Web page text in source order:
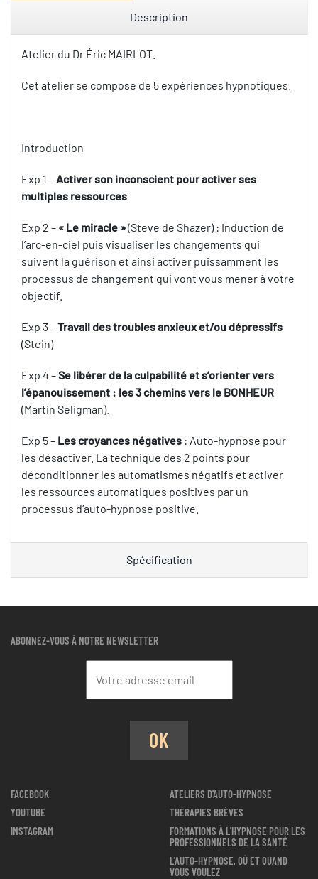
Description
Atelier du Dr Éric MAIRLOT.
Cet atelier se compose de 5 expériences hypnotiques.
Introduction
Exp 1 –Activer son inconscient pour activer ses
multiples ressources
Exp 2 – « Le miracle »(Steve de Shazer) : Induction de
l’arc-en-ciel puis visualiser les changements qui
suivent la guérison et ainsi activer puissamment les
processus de changement qui vont vous mener à votre
objectif.
Exp 3 –Travail des troubles anxieux et/ou dépressifs
(Stein)
Exp 4 –Se libérer de la culpabilité et s’orienter vers
l’épanouissement : les 3 chemins vers le BONHEUR
(Martin Seligman).
Exp 5 – Les croyances négatives : Auto-hypnose pour
les désactiver. La technique des 2 points pour
déconditionner les automatismes négatifs et activer
les ressources automatiques positives par un
processus d’auto-hypnose positive.
Spécification
ABONNEZ-VOUS À NOTRE NEWSLETTER
OK
FACEBOOK
YOUTUBE
INSTAGRAM
ATELIERS D'AUTO-HYPNOSE
THÉRAPIES BRÈVES
FORMATIONS À L'HYPNOSE POUR LES
PROFESSIONNELS DE LA SANTÉ
L'AUTO-HYPNOSE, OÙ ET QUAND
VOUS VOULEZ